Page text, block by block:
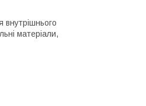
внутрішнього
матеріали,